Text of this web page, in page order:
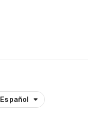
Español